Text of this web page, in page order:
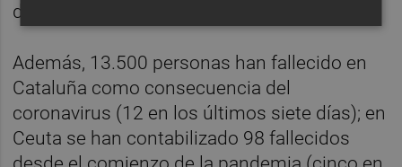
días).
Además, 13.500 personas han fallecido en
Cataluña como consecuencia del
coronavirus (12 en los últimos siete días); en
Ceuta se han contabilizado 98 fallecidos